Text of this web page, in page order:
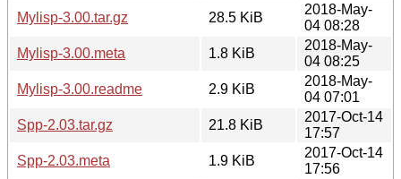
Mylisp-3.00.tar.gz
28.5 KiB
2018-May-
04 08:28
Mylisp-3.00.meta
1.8 KiB
2018-May-
04 08:25
Mylisp-3.00.readme
2.9 KiB
2018-May-
04 07:01
Spp-2.03.tar.gz
21.8 KiB
2017-Oct-14
17:57
Spp-2.03.meta
1.9 KiB
2017-Oct-14
17:56